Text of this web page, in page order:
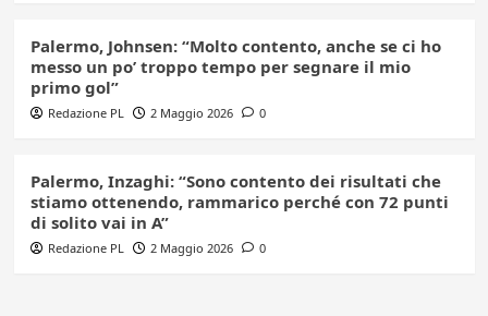
Palermo, Johnsen: “Molto contento, anche se ci ho
messo un po’ troppo tempo per segnare il mio
primo gol”
Redazione PL 2 Maggio 2026 0
Palermo, Inzaghi: “Sono contento dei risultati che
stiamo ottenendo, rammarico perché con 72 punti
di solito vai in A”
Redazione PL 2 Maggio 2026 0